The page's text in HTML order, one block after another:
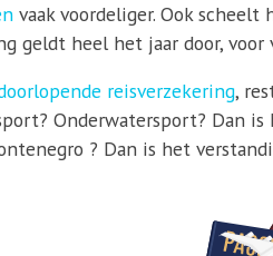
vaak voordeliger. Ook
geldt heel het jaar door,
reisverzekering,
Onderwatersport? Dan
? Dan is het